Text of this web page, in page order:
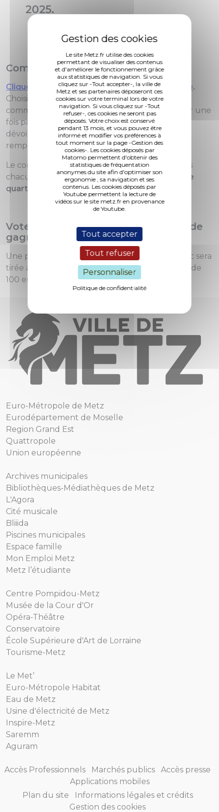
Le site Metz.fr utilise des cookies
permettant de visualiser des contenus
et d'améliorer le fonctionnement grâce
aux statistiques de navigation. Si vous
cliquez sur -Tout accepter-, la ville de
Metz et ses partenaires déposeront ces
cookies sur votre terminal lors de votre
navigation. Si vous cliquez sur -Tout
refuser-, ces cookies ne seront pas
déposés. Votre choix est conservé
pendant 13 mois, et vous pouvez être
informé et modifier vos préférences à
tout moment sur la page -Gestion des
cookies-. Les cookies déposés par
Matomo permettent d'obtenir des
statistiques de fréquentation
anonymes du site afin d'optimiser son
ergonomie , sa navigation et ses
contenus. Les cookies déposés par
Youtube permettent la lecture de
vidéos sur le site metz.fr en provenance
de Youtube.
Tout accepter
Tout refuser
Personnaliser
Politique de confidentialité
2025.
Comment voter ?
Cliquez ici pour accéder au formulaire de vote.
Choisissez vos vitrines favorites et soutenez vos
commerçants en un clic ! Il est possible de voter une
fois par jour. Les commerçants gagnants seront
dévoilés lors d’une cérémonie spéciale et
remporteront des lots.
Le commerce qui obtiendra le plus de voix dans
chacun des 13 quartiers gagnera un lot. Chaque
quartier sera ainsi représenté par un lauréat.
Voter, c'est aussi avoir une chance de
gagner !
Une personne ayant participé au vote du public sera
tirée au sort et remportera un lot d’une valeur de
100 euros à la Cité Musicale - Metz.
Euro-Métropole de Metz
Eurodépartement de Moselle
Region Grand Est
Quattropole
Union européenne
Archives municipales
Bibliothèques-Médiathèques de Metz
L'Agora
Cité musicale
Bliiida
Piscines municipales
Espace famille
Mon Emploi Metz
Metz l’étudiante
Centre Pompidou-Metz
Musée de la Cour d'Or
Opéra-Théâtre
Conservatoire
École Supérieure d'Art de Lorraine
Tourisme-Metz
Le Met’
Euro-Métropole Habitat
Eau de Metz
Usine d'électricité de Metz
Inspire-Metz
Saremm
Aguram
Accès Professionnels Marchés publics
Accès presse
Applications mobiles
Plan du site
Informations légales et crédits
Gestion des cookies